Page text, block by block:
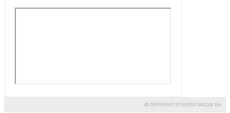
© COPYRIGHT BY GREMI MEDIA SA